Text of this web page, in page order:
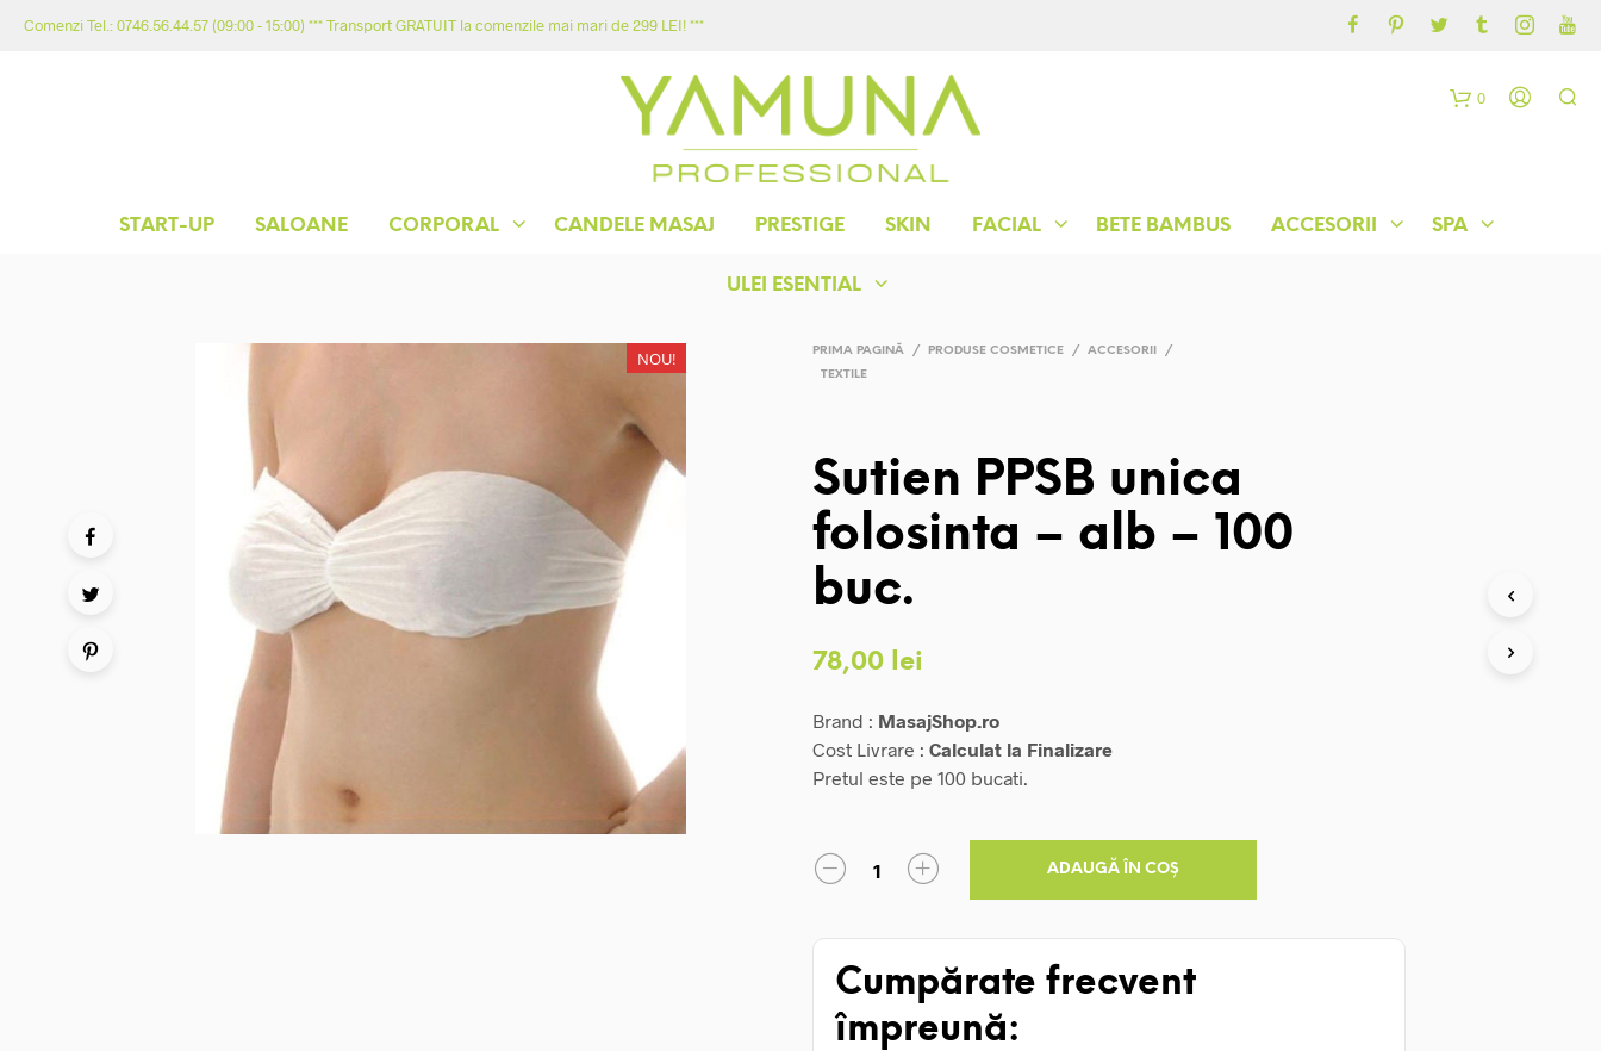
Comenzi Tel.: 0746.56.44.57 (09:00 - 15:00) *** Transport GRATUIT la comenzile mai mari de 299 LEI! ***
ACASA MAGAZIN YAMUNA
START-UP SALOANE CORPORAL CANDELE MASAJ PRESTIGE SKIN FACIAL BETE BAMBUS ACCESORII SPA
ULEI ESENTIAL
0
NOU! PRIMA PAGINĂ / PRODUSE COSMETICE / ACCESORII
/
TEXTILE
Sutien PPSB unica
folosinta – alb – 100
buc.
78,00 lei
Brand : MasajShop.ro
Cost Livrare : Calculat la Finalizare
Pretul este pe 100 bucati.
ADAUGĂ ÎN COȘ
Cumpărate frecvent
împreună: